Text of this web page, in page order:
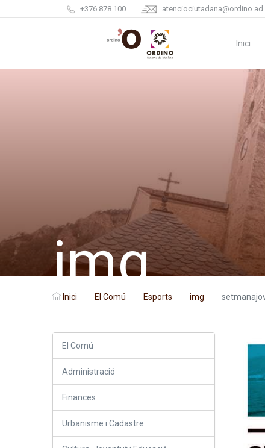
+376 878 100 atenciociutadana@ordino.ad
Inici
img
Inici El Comú Esports img
El Comú
Administració
Finances
Urbanisme i Cadastre